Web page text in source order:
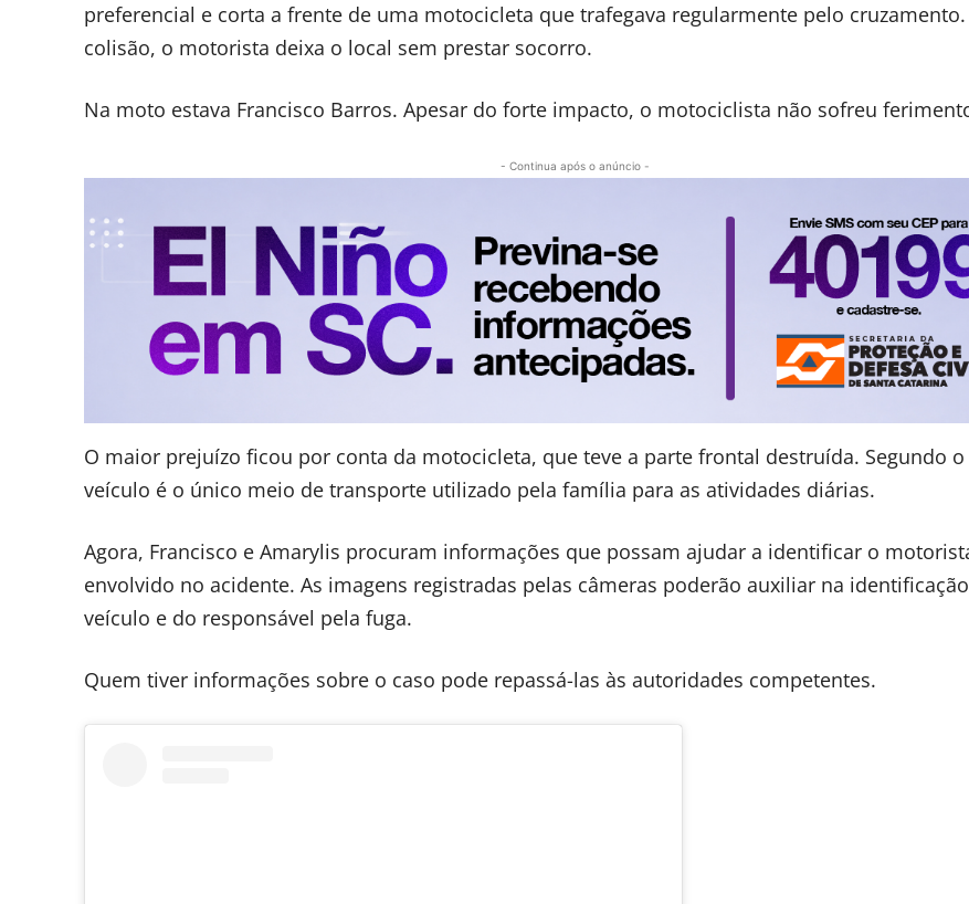
preferencial e corta a frente de uma motocicleta que trafegava regularmente pelo cruzamento.
colisão, o motorista deixa o local sem prestar socorro.
Na moto estava Francisco Barros. Apesar do forte impacto, o motociclista não sofreu
- Continua após o anúncio -
O maior prejuízo ficou por conta da motocicleta, que teve a parte frontal destruída. Segundo o
veículo é o único meio de transporte utilizado pela família para as atividades diárias.
Agora, Francisco e Amarylis procuram informações que possam ajudar a identificar o
envolvido no acidente. As imagens registradas pelas câmeras poderão auxiliar na
veículo e do responsável pela fuga.
Quem tiver informações sobre o caso pode repassá-las às autoridades competentes.